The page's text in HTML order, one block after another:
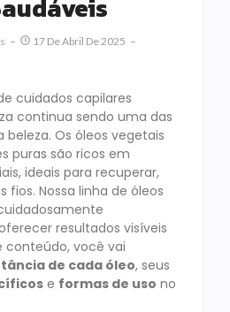
17 De Abril De 2025
cuidados capilares
continua sendo uma das
beleza. Os óleos vegetais
puras são ricos em
ideais para recuperar,
fios. Nossa linha de óleos
resultados visíveis
conteúdo, você vai
de cada óleo, seus
e formas de uso no